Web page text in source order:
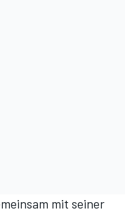
mit seiner